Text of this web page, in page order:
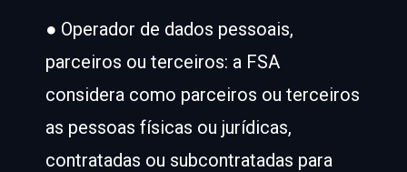
● Operador de dados pessoais,
parceiros ou terceiros: a FSA
considera como parceiros ou terceiros
as pessoas físicas ou jurídicas,
contratadas ou subcontratadas para